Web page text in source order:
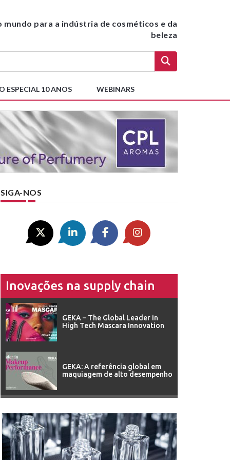
mundo para a indústria de cosméticos e da
beleza
ESPECIAL 10 ANOS WEBINARS
SIGA-NOS
Inovações na supply chain
GEKA – The Global Leader in
High Tech Mascara Innovation
GEKA: A referência global em
maquiagem de alto desempenho